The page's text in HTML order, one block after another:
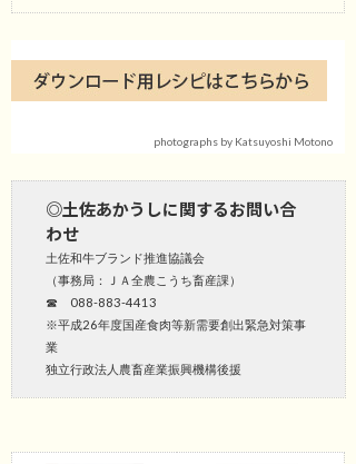
photographs by Katsuyoshi Motono
◎土佐あかうしに関するお問い合
わせ
土佐和牛ブランド推進協議会
（事務局：ＪＡ全農こうち畜産課）
☎ 088-883-4413
※平成26年度国産食肉等新需要創出緊急対策事
業
独立行政法人農畜産業振興機構後援